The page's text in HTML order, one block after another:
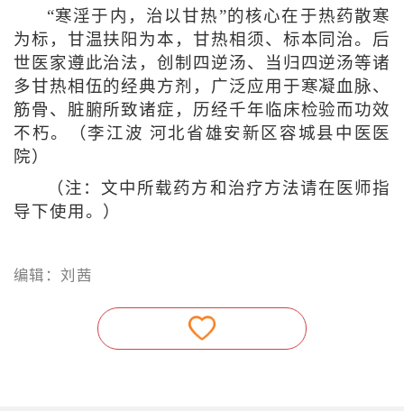
“寒淫于内，治以甘热”的核心在于热药散寒
为标，甘温扶阳为本，甘热相须、标本同治。后
世医家遵此治法，创制四逆汤、当归四逆汤等诸
多甘热相伍的经典方剂，广泛应用于寒凝血脉、
筋骨、脏腑所致诸症，历经千年临床检验而功效
不朽。（ 李江波 河北省雄安新区容城县中医医
院 ）
（注：文中所载药方和治疗方法请在医师指
导下使用。）
编辑：刘茜